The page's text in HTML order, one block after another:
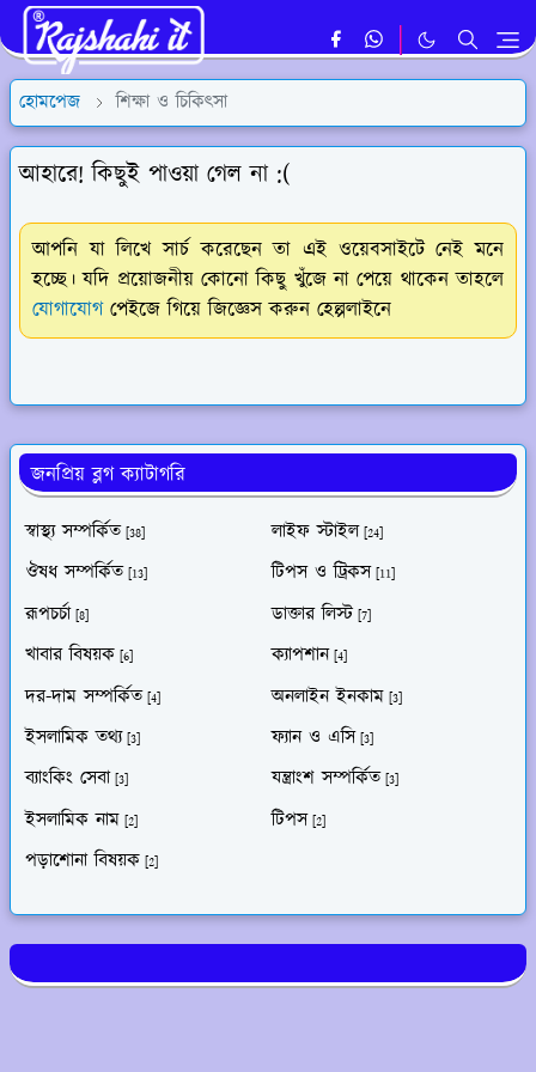
হোমপেজ শিক্ষা ও চিকিৎসা
আহারে! কিছুই পাওয়া গেল না :(
আপনি যা লিখে সার্চ করেছেন তা এই ওয়েবসাইটে নেই মনে
হচ্ছে। যদি প্রয়োজনীয় কোনো কিছু খুঁজে না পেয়ে থাকেন তাহলে
যোগাযোগপেইজে গিয়ে জিজ্ঞেস করুন হেল্পলাইনে
জনপ্রিয় ব্লগ ক্যাটাগরি
স্বাস্থ্য সম্পর্কিত [38] লাইফ স্টাইল [24]
ঔষধ সম্পর্কিত [13] টিপস ও ট্রিকস [11]
রূপচর্চা [8] ডাক্তার লিস্ট [7]
খাবার বিষয়ক [6] ক্যাপশান [4]
দর-দাম সম্পর্কিত [4] অনলাইন ইনকাম [3]
ইসলামিক তথ্য [3] ফ্যান ও এসি [3]
ব্যাংকিং সেবা [3] যন্ত্রাংশ সম্পর্কিত [3]
ইসলামিক নাম [2] টিপস [2]
পড়াশোনা বিষয়ক [2]